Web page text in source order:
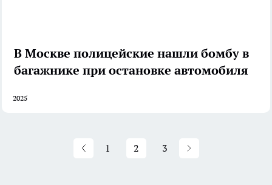
В Москве полицейские нашли бомбу в
багажнике при остановке автомобиля
2025
1 2 3